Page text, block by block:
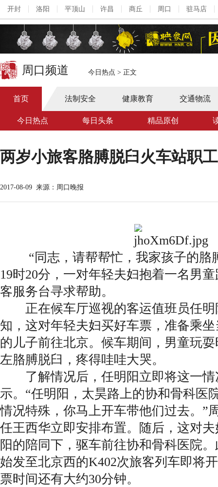
开封 洛阳 平顶山 许昌 商丘 周口 驻马店
周口频道 今日热点 > 正文
首页 法制安全 健康教育 交通物流
今日热点 每日头条 精品原创
两岁小旅客胳膊脱臼火车站职
2017-08-09 来源：周口晚报
“同志，请帮帮忙，我家孩子的胳
19时20分，一对年轻夫妇抱着一名男
客服务台寻求帮助。
正在候车厅巡视的客运值班员任明
知，这对年轻夫妇买好车票，准备乘
的儿子前往北京。候车期间，男童玩
左胳膊脱臼，疼得哇哇大哭。
了解情况后，任明阳立即将这一情
示。“任明阳，太昊路上的协和骨科医
情况特殊，你马上开车带他们过去。”
任王西华立即安排布置。随后，这对
阳的陪同下，驱车前往协和骨科医院
始发至北京西的K402次旅客列车即将
票时间还有大约30分钟。